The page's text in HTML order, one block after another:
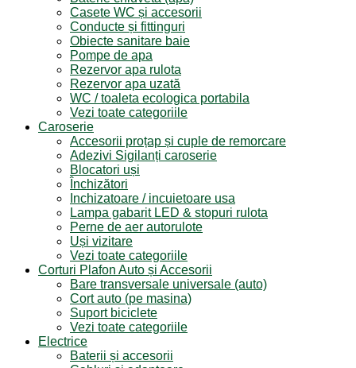
Casete WC și accesorii
Conducte și fittinguri
Obiecte sanitare baie
Pompe de apa
Rezervor apa rulota
Rezervor apa uzată
WC / toaleta ecologica portabila
Vezi toate categoriile
Caroserie
Accesorii proțap și cuple de remorcare
Adezivi Sigilanți caroserie
Blocatori uși
Închizători
Inchizatoare / incuietoare usa
Lampa gabarit LED & stopuri rulota
Perne de aer autorulote
Uși vizitare
Vezi toate categoriile
Corturi Plafon Auto și Accesorii
Bare transversale universale (auto)
Cort auto (pe masina)
Suport biciclete
Vezi toate categoriile
Electrice
Baterii și accesorii